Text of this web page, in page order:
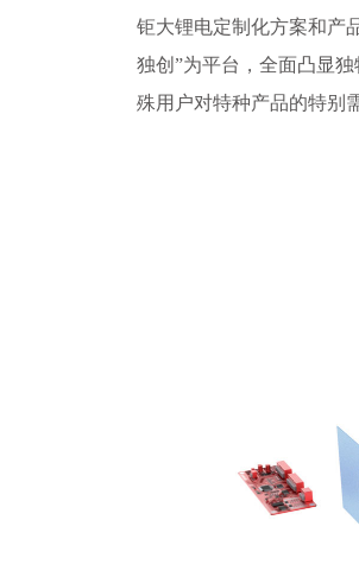
钜大锂电定制化方案和产
独创”为平台，全面凸显
殊用户对特种产品的特别